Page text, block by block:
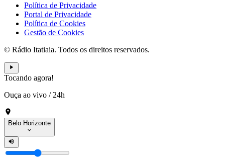
Política de Privacidade
Portal de Privacidade
Política de Cookies
Gestão de Cookies
© Rádio Itatiaia. Todos os direitos reservados.
Tocando agora!
Ouça ao vivo / 24h
Belo Horizonte